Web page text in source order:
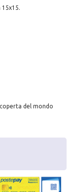
15x15.
del mondo